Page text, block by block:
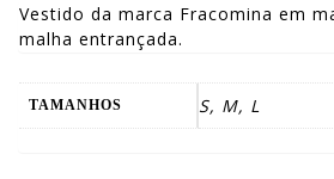
Vestido da marca Fracomina em
malha entrançada.
TAMANHOS S, M, L